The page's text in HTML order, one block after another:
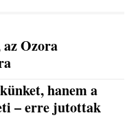
Ozora
hanem a
– erre jutottak